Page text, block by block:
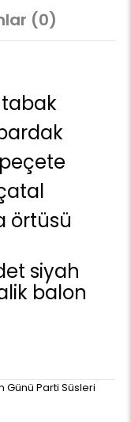
(0)
örtüsü
siyah
balon
Günü Parti Süsleri